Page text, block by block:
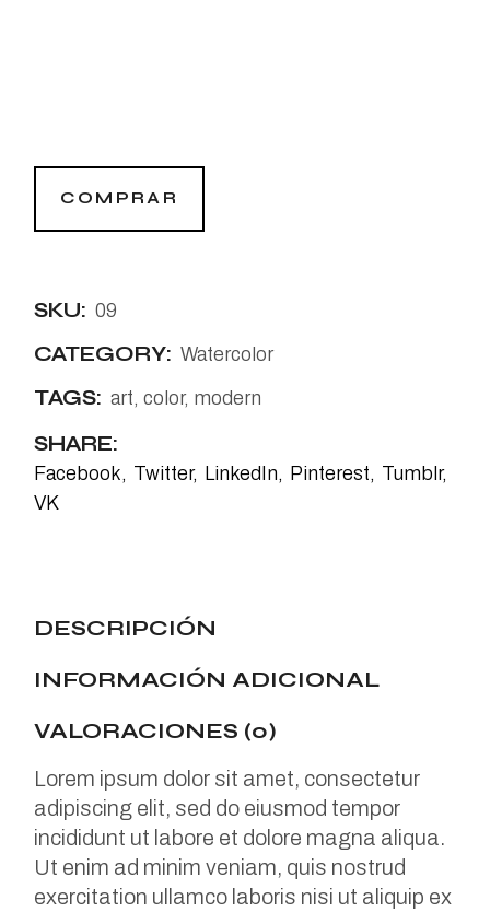
COMPRAR
SKU: 09
CATEGORY: Watercolor
TAGS: art,color, modern
SHARE:
Facebook Twitter LinkedIn Pinterest
Tumblr
VK
DESCRIPCIÓN
INFORMACIÓN ADICIONAL
VALORACIONES (0)
Lorem ipsum dolor sit amet, consectetur
adipiscing elit, sed do eiusmod tempor
incididunt ut labore et dolore magna aliqua.
Ut enim ad minim veniam, quis nostrud
exercitation ullamco laboris nisi ut aliquip ex